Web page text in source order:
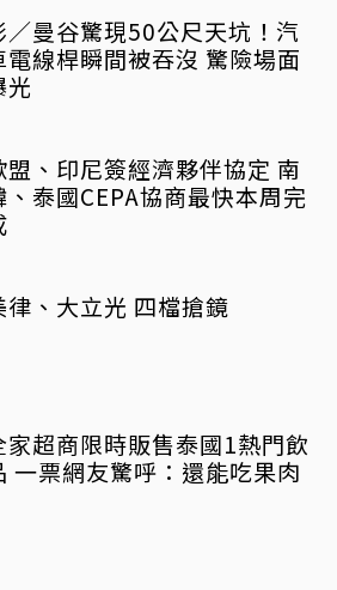
／曼谷驚現50公尺天坑！汽
電線桿瞬間被吞沒 驚險場面
光
盟、印尼簽經濟夥伴協定 南
、泰國CEPA協商最快本周完
律、大立光 四檔搶鏡
家超商限時販售泰國1熱門飲
一票網友驚呼：還能吃果肉